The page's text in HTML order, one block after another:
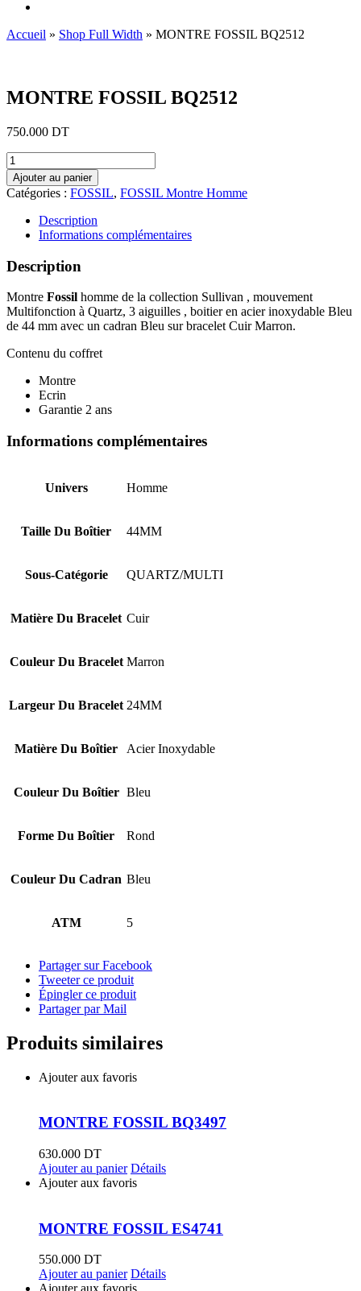
Accueil » Shop Full Width » MONTRE FOSSIL BQ2512
MONTRE FOSSIL BQ2512
750.000 DT
quantité
de
MONTRE
FOSSIL
BQ2512
Ajouter au panier
Catégories : FOSSIL, FOSSIL Montre Homme
Description
Informations complémentaires
Description
Montre Fossil homme de la collection Sullivan , mouvement
Multifonction à Quartz, 3 aiguilles , boitier en acier inoxydable Bleu
de 44 mm avec un cadran Bleu sur bracelet Cuir Marron.
Contenu du coffret
Montre
Ecrin
Garantie 2 ans
Informations complémentaires
Univers Homme
Taille Du Boîtier 44MM
Sous-Catégorie QUARTZ/MULTI
Matière Du Bracelet Cuir
Couleur Du Bracelet Marron
Largeur Du Bracelet 24MM
Matière Du Boîtier Acier Inoxydable
Couleur Du Boîtier Bleu
Forme Du Boîtier Rond
Couleur Du Cadran Bleu
ATM 5
Partager sur Facebook
Tweeter ce produit
Épingler ce produit
Partager par Mail
Produits similaires
Ajouter aux favoris
MONTRE FOSSIL BQ3497
630.000 DT
Ajouter au panier Détails
Ajouter aux favoris
MONTRE FOSSIL ES4741
550.000 DT
Ajouter au panier Détails